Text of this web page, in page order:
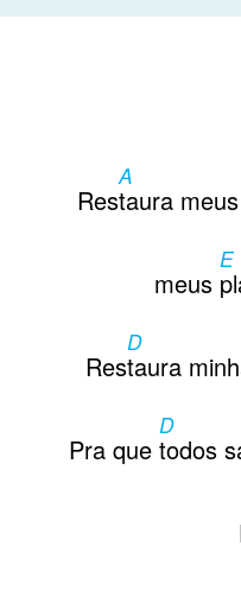
Res
A
taura
meus
E
Res
D
taura
Pra que
D
todos